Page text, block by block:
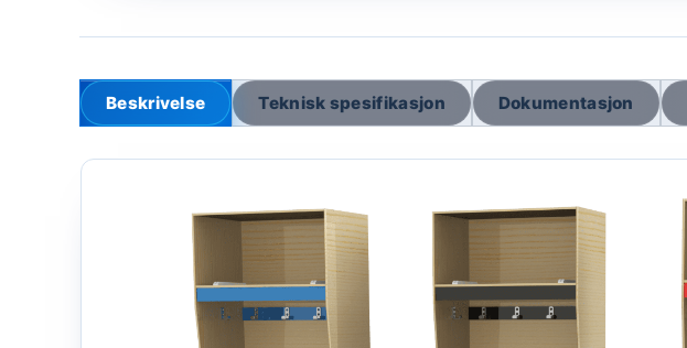
Beskrivelse Teknisk spesifikasjon Dokumentasjon